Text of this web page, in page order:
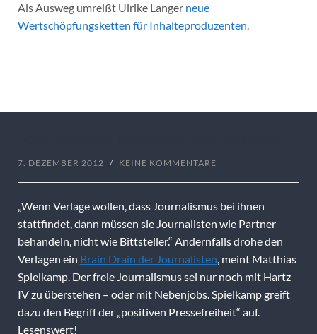
Als Ausweg umreißt Ulrike Langer neue
Wertschöpfungsketten für Inhalteproduzenten.
7. DEZEMBER 2012 / KEINE KOMMENTARE
„Wenn Verlage wollen, dass Journalismus bei ihnen
stattfindet, dann müssen sie Journalisten wie Partner
behandeln, nicht wie Bittsteller.“ Andernfalls drohe den
Verlagen ein Brain Drain der Journalisten, meint Matthias
Spielkamp. Der freie Journalismus sei nur noch mit Hartz
IV zu überstehen – oder mit Nebenjobs. Spielkamp greift
dazu den Begriff der „positiven Pressefreiheit“ auf.
Lesenswert!